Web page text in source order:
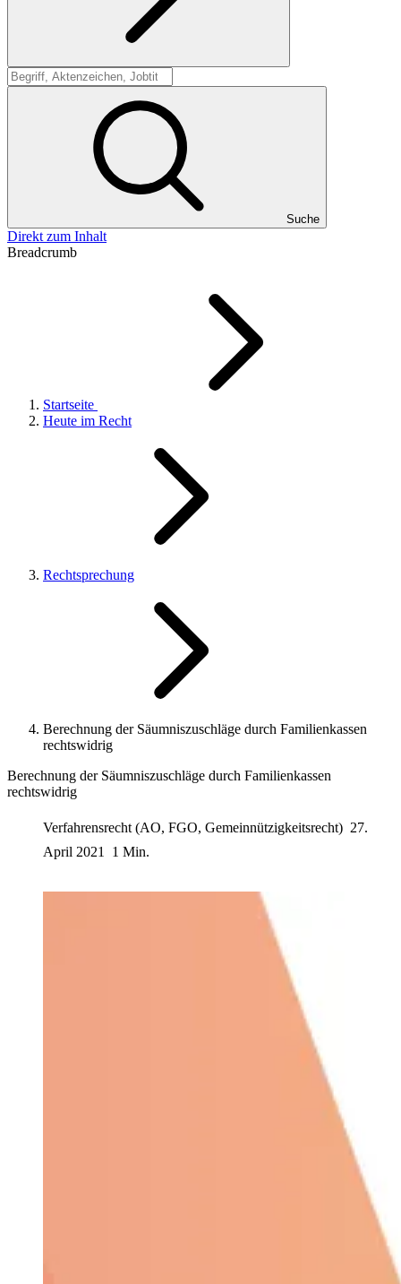
Suche
Suche
Direkt zum Inhalt
Breadcrumb
Startseite
Heute im Recht
Rechtsprechung
Berechnung der Säumniszuschläge durch Familienkassen
rechtswidrig
Berechnung der Säumniszuschläge durch Familienkassen
rechtswidrig
Verfahrensrecht (AO, FGO, Gemeinnützigkeitsrecht) 27.
April 2021
1 Min.